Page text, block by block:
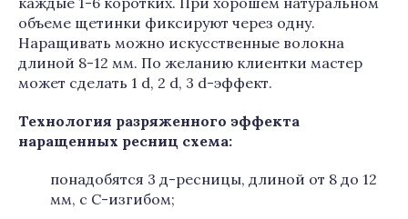
объеме щетинки фиксируют через одну.
Наращивать можно искусственные волокна
длиной 8-12 мм. По желанию клиентки мастер
может сделать 1 d, 2 d, 3 d-эффект.
Технология разряженного эффекта
наращенных ресниц схема:
понадобятся 3 д-ресницы, длиной от 8 до 12
мм, с С-изгибом;